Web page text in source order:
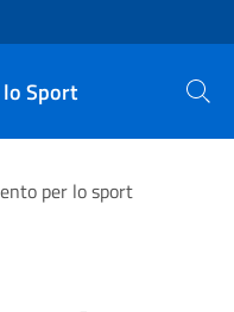
Sport Cerca
per lo sport